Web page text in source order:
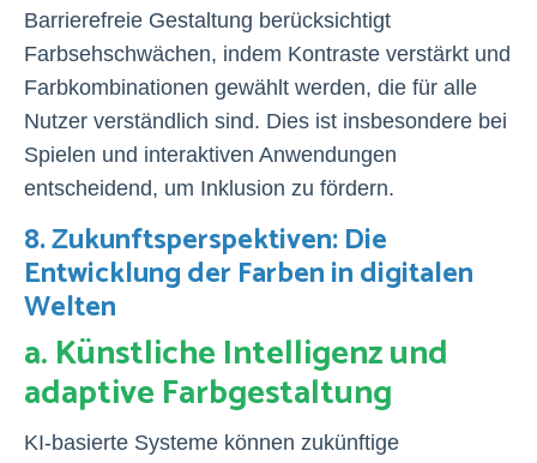
Barrierefreie Gestaltung berücksichtigt
Farbsehschwächen, indem Kontraste verstärkt und
Farbkombinationen gewählt werden, die für alle
Nutzer verständlich sind. Dies ist insbesondere bei
Spielen und interaktiven Anwendungen
entscheidend, um Inklusion zu fördern.
8. Zukunftsperspektiven: Die
Entwicklung der Farben in digitalen
Welten
a. Künstliche Intelligenz und
adaptive Farbgestaltung
KI-basierte Systeme können zukünftige